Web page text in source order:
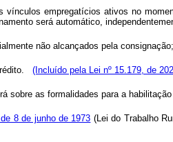
empregatícios ativos no
será automático,
não alcançados pela
(Incluído pela Lei nº 15.179, de
sobre as formalidades para a
de 8 de junho de 1973 (Lei do Trabalho